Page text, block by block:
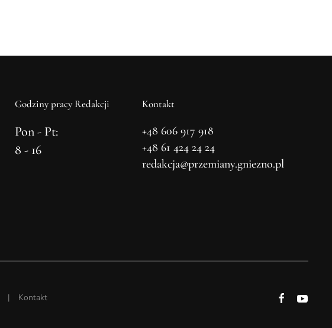
Godziny pracy Redakcji
Pon - Pt:
8 - 16
Kontakt
+48 606 917 918
+48 61 424 24 24
redakcja@przemiany.gniezno.pl
| Kontakt